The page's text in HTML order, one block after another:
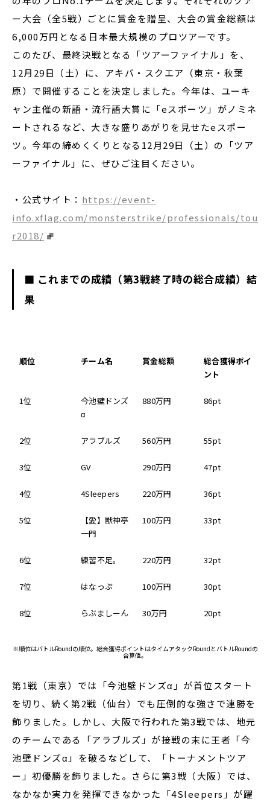
ー大会（全5戦）ごとに賞金を贈呈、大会の賞金総額は
6,000万円となる日本最大規模のプロツアーです。
このたび、最終決戦となる「ツアーファイナル」を、
12月29日（土）に、アキバ・スクエア（東京・秋葉
原）で開催することを決定しました。今年は、ユーキ
ャン主催の新語・流行語大賞に「eスポーツ」がノミネ
ートされるなど、大きな盛りあがりを見せたeスポー
ツ。今年の締めくくりとなる12月29日（土）の「ツア
ーファイナル」に、ぜひご注目ください。
・公式サイト： https://event-
info.xflag.com/monsterstrike/professionals/tou
r2018/
■ これまでの成績（第3戦終了時の総合成績）結
果
順位 チーム名 賞金総額
総合獲得ポイ
ント
1位
今池壁ドンズ
α
880万円 86pt
2位 アラブルズ 560万円 55pt
3位 GV 290万円 47pt
4位 4Sleepers 220万円 36pt
5位
【愛】獣神亭
一門
100万円 33pt
6位 練習不足。 220万円 32pt
7位 はなっぷ 100万円 30pt
8位 らぶましーん 30万円 20pt
※順位はバトルRoundの順位。総合獲得ポイントはタイムアタックRoundとバトルRoundの
合算値。
第1戦（東京）では「今池壁ドンズα」が首位スタート
を切り、続く第2戦（仙台）でも圧倒的な強さで連勝を
飾りました。しかし、大阪で行われた第3戦では、地元
のチームである「アラブルズ」が接戦の末に王者「今
池壁ドンズα」を破るなどして、「トーナメントツア
ー」初優勝を飾りました。さらに第3戦（大阪）では、
なかなか実力を発揮できなかった「4Sleepers」が躍